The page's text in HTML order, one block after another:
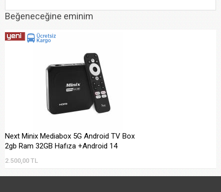
Beğeneceğine eminim
Next Minix Mediabox 5G Android TV Box
2gb Ram 32GB Hafıza +Android 14
2.500,00 TL